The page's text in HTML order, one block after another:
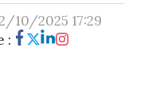
10/2025 17:29
: